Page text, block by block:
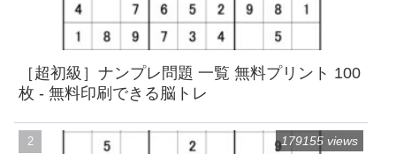
［超初級］ナンプレ問題 一覧 無料プリント 100
枚 - 無料印刷できる脳トレ
179155 views